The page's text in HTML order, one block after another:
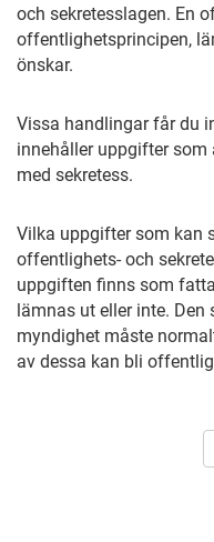
och sekretesslagen. En
offentlighetsprincipen,
önskar.
Vissa handlingar får du
innehåller uppgifter
med sekretess.
Vilka uppgifter som kan
offentlighets- och
uppgiften finns som
lämnas ut eller inte.
myndighet måste
av dessa kan bli